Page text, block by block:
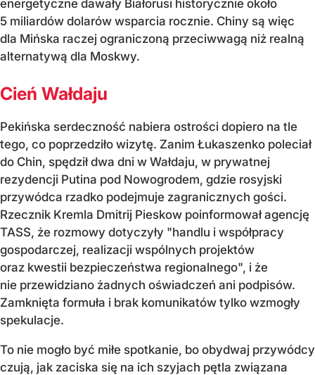
energetyczne dawały Białorusi historycznie około
5 miliardów dolarów wsparcia rocznie. Chiny są więc
dla Mińska raczej ograniczoną przeciwwagą niż realną
alternatywą dla Moskwy.
Cień Wałdaju
Pekińska serdeczność nabiera ostrości dopiero na tle
tego, co poprzedziło wizytę. Zanim Łukaszenko poleciał
do Chin, spędził dwa dni w Wałdaju, w prywatnej
rezydencji Putina pod Nowogrodem, gdzie rosyjski
przywódca rzadko podejmuje zagranicznych gości.
Rzecznik Kremla Dmitrij Pieskow poinformował agencję
TASS, że rozmowy dotyczyły "handlu i współpracy
gospodarczej, realizacji wspólnych projektów
oraz kwestii bezpieczeństwa regionalnego", i że
nie przewidziano żadnych oświadczeń ani podpisów.
Zamknięta formuła i brak komunikatów tylko wzmogły
spekulacje.
To nie mogło być miłe spotkanie, bo obydwaj przywódcy
czują, jak zaciska się na ich szyjach pętla związana